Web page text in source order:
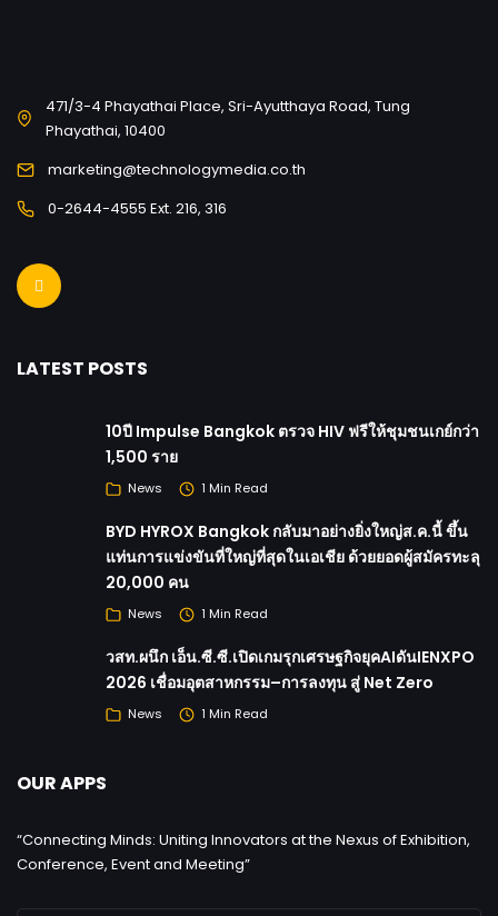
471/3-4 Phayathai Place, Sri-Ayutthaya Road, Tung
Phayathai, 10400
marketing@technologymedia.co.th
0-2644-4555 Ext. 216, 316
LATEST POSTS
10ปี Impulse Bangkok ตรวจ HIV ฟรีให้ชุมชนเกย์กว่า
1,500 ราย
News 1 Min Read
BYD HYROX Bangkok กลับมาอย่างยิ่งใหญ่ส.ค.นี้ ขึ้น
แท่นการแข่งขันที่ใหญ่ที่สุดในเอเชีย ด้วยยอดผู้สมัครทะลุ
20,000 คน
News 1 Min Read
วสท.ผนึก เอ็น.ซี.ซี.เปิดเกมรุกเศรษฐกิจยุคAIดันIENXPO
2026 เชื่อมอุตสาหกรรม–การลงทุน สู่ Net Zero
News 1 Min Read
OUR APPS
“Connecting Minds: Uniting Innovators at the Nexus of Exhibition,
Conference, Event and Meeting”